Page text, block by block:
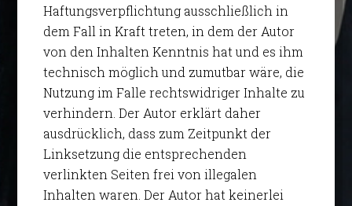
Haftungsverpflichtung ausschließlich in
dem Fall in Kraft treten, in dem der Autor
von den Inhalten Kenntnis hat und es ihm
technisch möglich und zumutbar wäre, die
Nutzung im Falle rechtswidriger Inhalte zu
verhindern. Der Autor erklärt daher
ausdrücklich, dass zum Zeitpunkt der
Linksetzung die entsprechenden
verlinkten Seiten frei von illegalen
Inhalten waren. Der Autor hat keinerlei